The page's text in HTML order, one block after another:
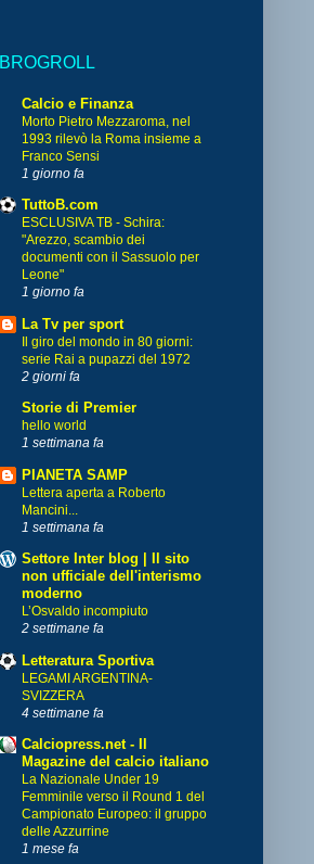
BROGROLL
Calcio e Finanza
Morto Pietro Mezzaroma, nel
1993 rilevò la Roma insieme a
Franco Sensi
1 giorno fa
TuttoB.com
ESCLUSIVA TB - Schira:
"Arezzo, scambio dei
documenti con il Sassuolo per
Leone"
1 giorno fa
La Tv per sport
Il giro del mondo in 80 giorni:
serie Rai a pupazzi del 1972
2 giorni fa
Storie di Premier
hello world
1 settimana fa
PIANETA SAMP
Lettera aperta a Roberto
Mancini...
1 settimana fa
Settore Inter blog | Il sito
non ufficiale dell'interismo
moderno
L’Osvaldo incompiuto
2 settimane fa
Letteratura Sportiva
LEGAMI ARGENTINA-
SVIZZERA
4 settimane fa
Calciopress.net - Il
Magazine del calcio italiano
La Nazionale Under 19
Femminile verso il Round 1 del
Campionato Europeo: il gruppo
delle Azzurrine
1 mese fa